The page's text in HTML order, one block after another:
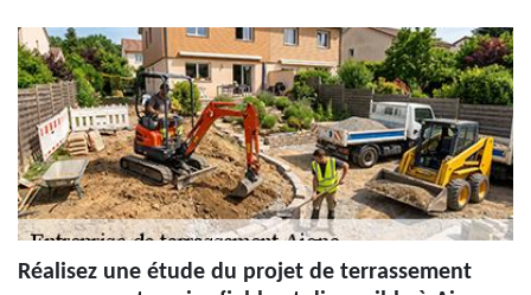
Réalisez une étude du projet de terrassement